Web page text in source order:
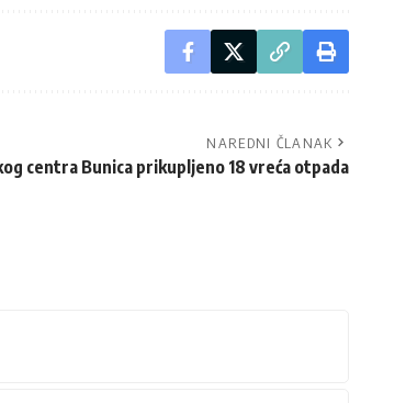
NAREDNI ČLANAK
centra Bunica prikupljeno 18 vreća otpada